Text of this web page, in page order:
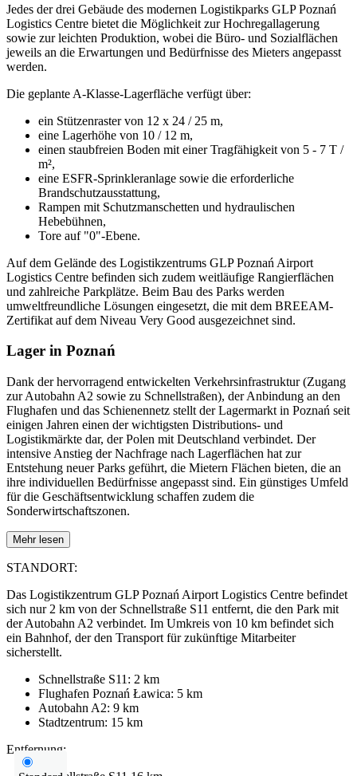
Jedes der drei Gebäude des modernen Logistikparks GLP Poznań
Logistics Centre bietet die Möglichkeit zur Hochregallagerung
sowie zur leichten Produktion, wobei die Büro- und Sozialflächen
jeweils an die Erwartungen und Bedürfnisse des Mieters angepasst
werden.
Die geplante A-Klasse-Lagerfläche verfügt über:
ein Stützenraster von 12 x 24 / 25 m,
eine Lagerhöhe von 10 / 12 m,
einen staubfreien Boden mit einer Tragfähigkeit von 5 - 7 T /
m²,
eine ESFR-Sprinkleranlage sowie die erforderliche
Brandschutzausstattung,
Rampen mit Schutzmanschetten und hydraulischen
Hebebühnen,
Tore auf "0"-Ebene.
Auf dem Gelände des Logistikzentrums GLP Poznań Airport
Logistics Centre befinden sich zudem weitläufige Rangierflächen
und zahlreiche Parkplätze. Beim Bau des Parks werden
umweltfreundliche Lösungen eingesetzt, die mit dem BREEAM-
Zertifikat auf dem Niveau Very Good ausgezeichnet sind.
Lager in Poznań
Dank der hervorragend entwickelten Verkehrsinfrastruktur (Zugang
zur Autobahn A2 sowie zu Schnellstraßen), der Anbindung an den
Flughafen und das Schienennetz stellt der Lagermarkt in Poznań seit
einigen Jahren einen der wichtigsten Distributions- und
Logistikmärkte dar, der Polen mit Deutschland verbindet. Der
intensive Anstieg der Nachfrage nach Lagerflächen hat zur
Entstehung neuer Parks geführt, die Mietern Flächen bieten, die an
ihre individuellen Bedürfnisse angepasst sind. Ein günstiges Umfeld
für die Geschäftsentwicklung schaffen zudem die
Sonderwirtschaftszonen.
Mehr lesen
STANDORT:
Das Logistikzentrum GLP Poznań Airport Logistics Centre befindet
sich nur 2 km von der Schnellstraße S11 entfernt, die den Park mit
der Autobahn A2 verbindet. Im Umkreis von 10 km befindet sich
ein Bahnhof, der den Transport für zukünftige Mitarbeiter
sicherstellt.
Schnellstraße S11: 2 km
Flughafen Poznań Ławica: 5 km
Autobahn A2: 9 km
Stadtzentrum: 15 km
Entfernung: